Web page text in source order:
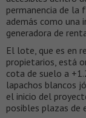
permanencia de la
además como una
generadora de
El lote, que es en
propietarios, está
cota de suelo a
lapachos blancos
el inicio del
posibles plazas de